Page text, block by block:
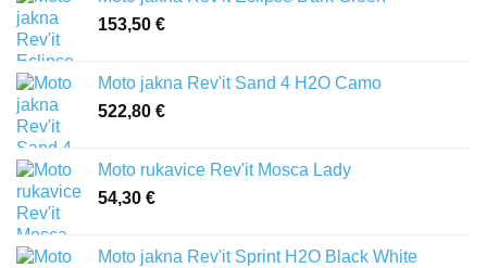
153,50 €
Moto jakna Rev'it Sand 4 H2O Camo
522,80 €
Moto rukavice Rev'it Mosca Lady
54,30 €
Moto jakna Rev'it Sprint H2O Black White